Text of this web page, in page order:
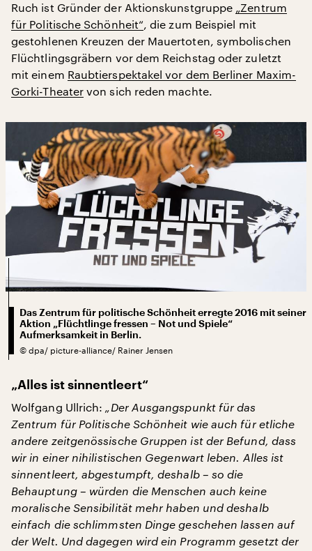
Ruch ist Gründer der Aktionskunstgruppe „Zentrum
für Politische Schönheit“, die zum Beispiel mit
gestohlenen Kreuzen der Mauertoten, symbolischen
Flüchtlingsgräbern vor dem Reichstag oder zuletzt
mit einem Raubtierspektakel vor dem Berliner Maxim-
Gorki-Theater von sich reden machte.
Das Zentrum für politische Schönheit erregte 2016 mit seiner
Aktion „Flüchtlinge fressen – Not und Spiele“
Aufmerksamkeit in Berlin.
© dpa/ picture-alliance/ Rainer Jensen
„Alles ist sinnentleert“
Wolfgang Ullrich: „Der Ausgangspunkt für das
Zentrum für Politische Schönheit wie auch für etliche
andere zeitgenössische Gruppen ist der Befund, dass
wir in einer nihilistischen Gegenwart leben. Alles ist
sinnentleert, abgestumpft, deshalb – so die
Behauptung – würden die Menschen auch keine
moralische Sensibilität mehr haben und deshalb
einfach die schlimmsten Dinge geschehen lassen auf
der Welt. Und dagegen wird ein Programm gesetzt der